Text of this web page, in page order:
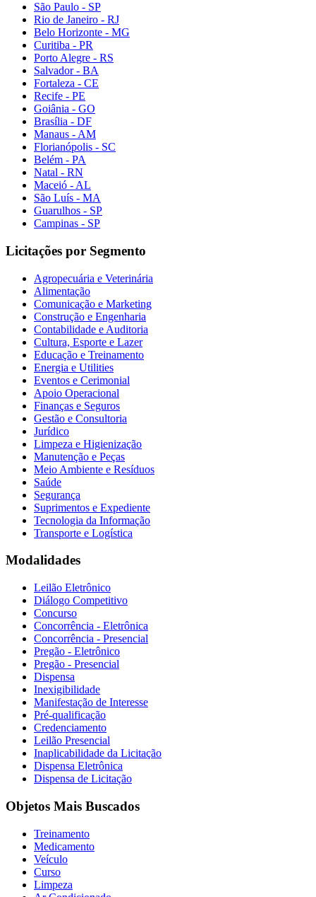
São Paulo - SP
Rio de Janeiro - RJ
Belo Horizonte - MG
Curitiba - PR
Porto Alegre - RS
Salvador - BA
Fortaleza - CE
Recife - PE
Goiânia - GO
Brasília - DF
Manaus - AM
Florianópolis - SC
Belém - PA
Natal - RN
Maceió - AL
São Luís - MA
Guarulhos - SP
Campinas - SP
Licitações por Segmento
Agropecuária e Veterinária
Alimentação
Comunicação e Marketing
Construção e Engenharia
Contabilidade e Auditoria
Cultura, Esporte e Lazer
Educação e Treinamento
Energia e Utilities
Eventos e Cerimonial
Apoio Operacional
Finanças e Seguros
Gestão e Consultoria
Jurídico
Limpeza e Higienização
Manutenção e Peças
Meio Ambiente e Resíduos
Saúde
Segurança
Suprimentos e Expediente
Tecnologia da Informação
Transporte e Logística
Modalidades
Leilão Eletrônico
Diálogo Competitivo
Concurso
Concorrência - Eletrônica
Concorrência - Presencial
Pregão - Eletrônico
Pregão - Presencial
Dispensa
Inexigibilidade
Manifestação de Interesse
Pré-qualificação
Credenciamento
Leilão Presencial
Inaplicabilidade da Licitação
Dispensa Eletrônica
Dispensa de Licitação
Objetos Mais Buscados
Treinamento
Medicamento
Veículo
Curso
Limpeza